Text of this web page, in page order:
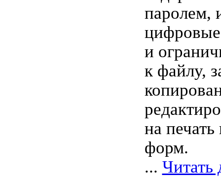
паролем,
и
к файлу,
на
форм.
... Читать